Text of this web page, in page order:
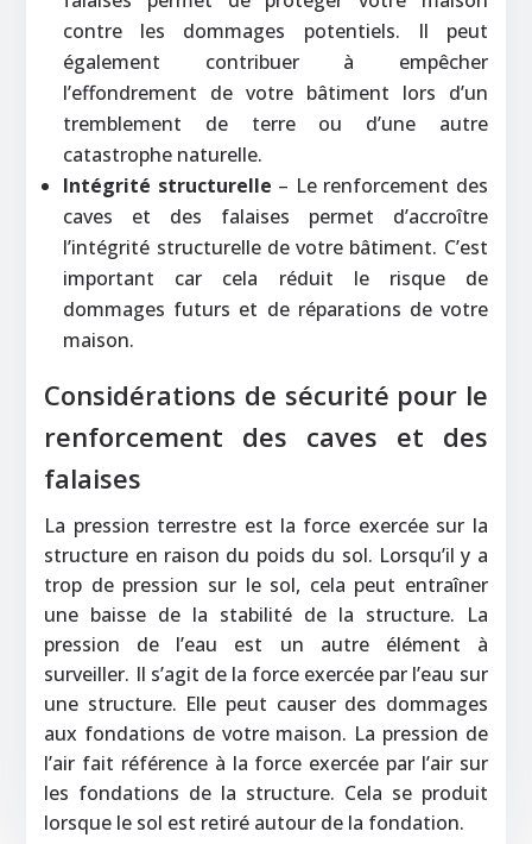
contre les dommages potentiels. Il peut
également contribuer à empêcher
l’effondrement de votre bâtiment lors d’un
tremblement de terre ou d’une autre
catastrophe naturelle.
Intégrité structurelle – Le renforcement des
caves et des falaises permet d’accroître
l’intégrité structurelle de votre bâtiment. C’est
important car cela réduit le risque de
dommages futurs et de réparations de votre
maison.
Considérations de sécurité pour le
renforcement des caves et des
falaises
La pression terrestre est la force exercée sur la
structure en raison du poids du sol. Lorsqu’il y a
trop de pression sur le sol, cela peut entraîner
une baisse de la stabilité de la structure. La
pression de l’eau est un autre élément à
surveiller. Il s’agit de la force exercée par l’eau sur
une structure. Elle peut causer des dommages
aux fondations de votre maison. La pression de
l’air fait référence à la force exercée par l’air sur
les fondations de la structure. Cela se produit
lorsque le sol est retiré autour de la fondation.